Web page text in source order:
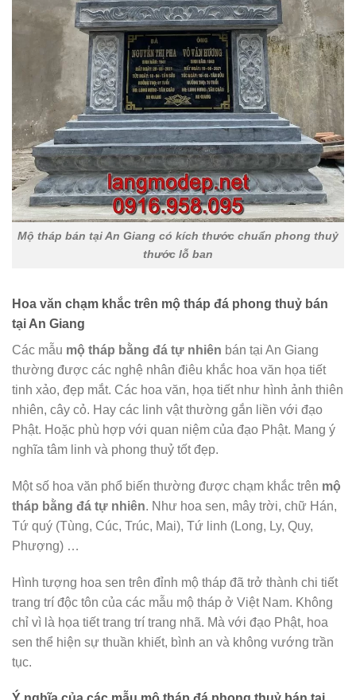
Mộ tháp bán tại An Giang có kích thước chuẩn phong thuỷ
thước lỗ ban
Hoa văn chạm khắc trên mộ tháp đá phong thuỷ bán
tại An Giang
Các mẫu mộ tháp bằng đá tự nhiên bán tại An Giang
thường được các nghệ nhân điêu khắc hoa văn họa tiết
tinh xảo, đẹp mắt. Các hoa văn, họa tiết như hình ảnh thiên
nhiên, cây cỏ. Hay các linh vật thường gắn liền với đạo
Phật. Hoặc phù hợp với quan niệm của đạo Phật. Mang ý
nghĩa tâm linh và phong thuỷ tốt đẹp.
Một số hoa văn phổ biến thường được chạm khắc trên mộ
tháp bằng đá tự nhiên. Như hoa sen, mây trời, chữ Hán,
Tứ quý (Tùng, Cúc, Trúc, Mai), Tứ linh (Long, Ly, Quy,
Phượng) …
Hình tượng hoa sen trên đỉnh mộ tháp đã trở thành chi tiết
trang trí độc tôn của các mẫu mộ tháp ở Việt Nam. Không
chỉ vì là họa tiết trang trí trang nhã. Mà với đạo Phật, hoa
sen thể hiện sự thuần khiết, bình an và không vướng trần
tục.